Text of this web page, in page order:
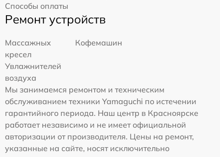
Способы оплаты
Ремонт устройств
Массажных
кресел
Кофемашин
Увлажнителей
воздуха
Мы занимаемся ремонтом и техническим
обслуживанием техники Yamaguchi по истечении
гарантийного периода. Наш центр в Красноярске
работает независимо и не имеет официальной
авторизации от производителя. Цены на ремонт,
указанные на сайте, носят исключительно